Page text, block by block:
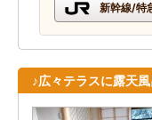
新幹線/特
♪広々テラスに露天